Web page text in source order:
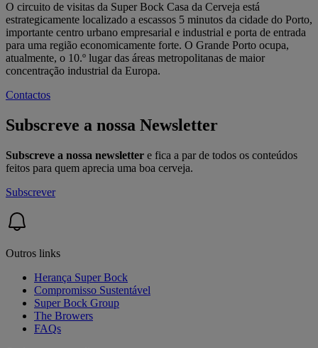
O circuito de visitas da Super Bock Casa da Cerveja está
estrategicamente localizado a escassos 5 minutos da cidade do Porto,
importante centro urbano empresarial e industrial e porta de entrada
para uma região economicamente forte. O Grande Porto ocupa,
atualmente, o 10.º lugar das áreas metropolitanas de maior
concentração industrial da Europa.
Contactos
Subscreve a nossa Newsletter
Subscreve a nossa newsletter e fica a par de todos os conteúdos
feitos para quem aprecia uma boa cerveja.
Subscrever
Outros links
Herança Super Bock
Compromisso Sustentável
Super Bock Group
The Browers
FAQs